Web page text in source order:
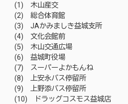
(1) 木山産交
(2) 総合体育館
(3) JAかみましき益城支所
(4) 文化会館前
(5) 木山交通広場
(6) 益城町役場
(7) スーパーよかもんね
(8) 上安永バス停留所
(9) 上野添バス停留所
(10) ドラッグコスモス益城店